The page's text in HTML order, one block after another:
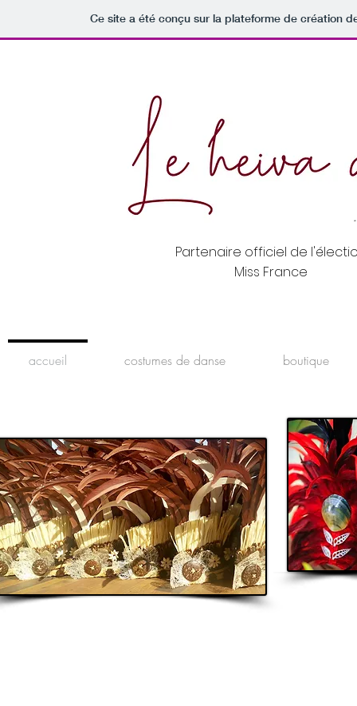
Ce site a été conçu sur la plateforme de création
Partenaire officiel de
Miss France
accueil costumes de danse boutique